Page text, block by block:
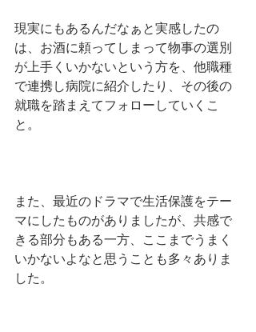
現実にもあるんだなぁと実感したの
は、お酒に頼ってしまって物事の選別
が上手くいかないという方を、他職種
で連携し病院に紹介したり、その後の
就職を踏まえてフォローしていくこ
と。
また、最近のドラマで生活保護をテー
マにしたものがありましたが、共感で
きる部分もある一方、ここまでうまく
いかないよなと思うことも多々ありま
した。